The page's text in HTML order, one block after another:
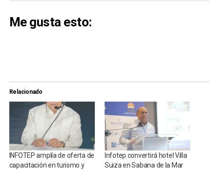
Me gusta esto:
Relacionado
INFOTEP amplía de oferta de
capacitación en turismo y
Infotep convertirá hotel Villa
Suiza en Sabana de la Mar